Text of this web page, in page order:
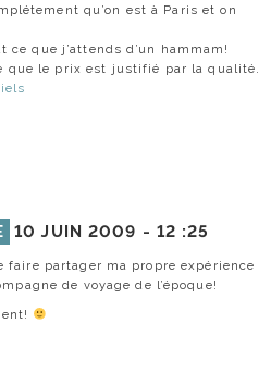
qu’on est à Paris et on
ce que j’attends d’un hammam!
que le prix est justifié par la qualité.
10 JUIN 2009 - 12 :25
faire partager ma propre expérience
de voyage de l’époque!